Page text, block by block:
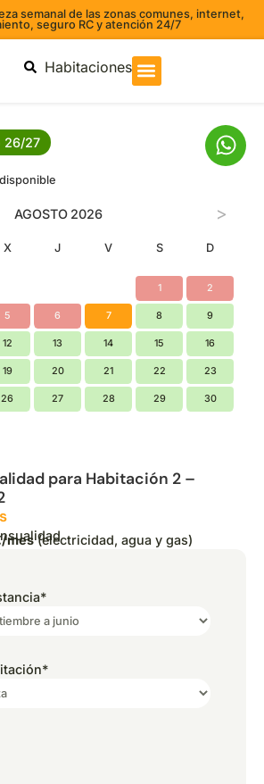
semanal de las zonas comunes, internet,
seguro RC y atención 24/7
Habitaciones
26/27
AGOSTO 2026 >
X J V S D
1 2
5 6 7 8 9
12 13 14 15 16
19 20 21 22 23
26 27 28 29 30
para Habitación 2 –
mes(electricidad, agua y gas)
*
*